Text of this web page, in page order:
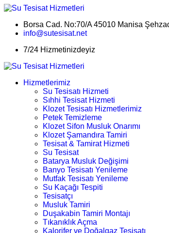
Borsa Cad. No:70/A 45010 Manisa
info@sutesisat.net
7/24 Hizmetinizdeyiz
Hizmetlerimiz
Su Tesisatı Hizmeti
Sıhhi Tesisat Hizmeti
Klozet Tesisatı Hizmetlerimiz
Petek Temizleme
Klozet Sifon Musluk Onarımı
Klozet Şamandıra Tamiri
Tesisat & Tamirat Hizmeti
Su Tesisat
Batarya Musluk Değişimi
Banyo Tesisatı Yenileme
Mutfak Tesisatı Yenileme
Su Kaçağı Tespiti
Tesisatçı
Musluk Tamiri
Duşakabin Tamiri Montajı
Tıkanıklık Açma
Kalorifer ve Doğalgaz Tesisatı